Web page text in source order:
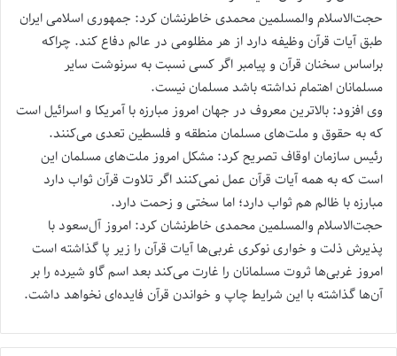
حجت‌الاسلام والمسلمین محمدی خاطرنشان کرد: جمهوری اسلامی ایران
طبق آیات قرآن وظیفه دارد از هر مظلومی در عالم دفاع کند. چراکه
براساس سخنان قرآن و پیامبر اگر کسی نسبت به سرنوشت سایر
مسلمانان اهتمام نداشته باشد مسلمان نیست.
وی افزود: بالاترین معروف در جهان امروز مبارزه با آمریکا و اسرائیل است
که به حقوق و ملت‌های مسلمان منطقه و فلسطین تعدی می‌کنند.
رئیس سازمان اوقاف تصریح کرد: مشکل امروز ملت‌های مسلمان این
است که به همه آیات قرآن عمل نمی‌کنند اگر تلاوت قرآن ثواب دارد
مبارزه با ظالم هم ثواب دارد؛ اما سختی و زحمت دارد.
حجت‌الاسلام والمسلمین محمدی خاطرنشان کرد: امروز آل‌سعود با
پذیرش ذلت و خواری نوکری غربی‌ها آیات قرآن را زیر پا گذاشته است
امروز غربی‌ها ثروت مسلمانان را غارت می‌کند بعد اسم گاو شیرده را بر
آن‌ها گذاشته با این شرایط چاپ و خواندن قرآن فایده‌ای نخواهد داشت.